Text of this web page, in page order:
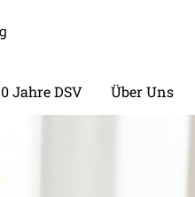
Jahre DSV Über Uns